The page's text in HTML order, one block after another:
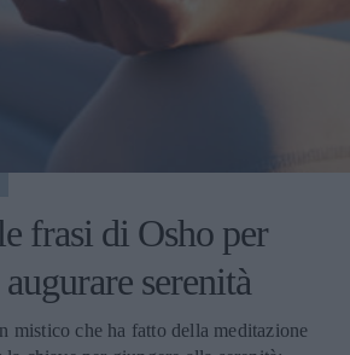
frasi di Osho per
serenità
mistico che ha fatto della meditazione